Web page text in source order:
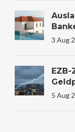
3 Aug
EZB-
5 Aug